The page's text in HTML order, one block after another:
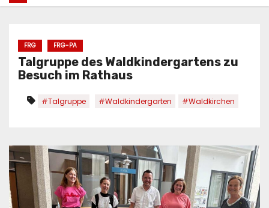
FRG FRG-PA
Talgruppe des Waldkindergartens zu
Besuch im Rathaus
#Talgruppe #Waldkindergarten #Waldkirchen